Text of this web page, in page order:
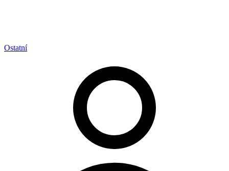
Ostatní